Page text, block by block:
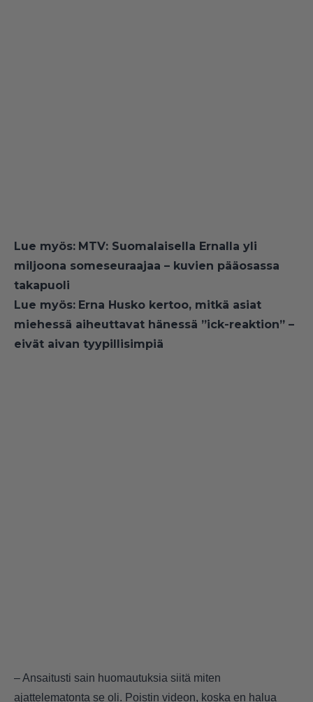
Lue myös: MTV: Suomalaisella Ernalla yli
miljoona someseuraajaa – kuvien pääosassa
takapuoli
Lue myös: Erna Husko kertoo, mitkä asiat
miehessä aiheuttavat hänessä ”ick-reaktion” –
eivät aivan tyypillisimpiä
– Ansaitusti sain huomautuksia siitä miten
ajattelematonta se oli. Poistin videon, koska en halua